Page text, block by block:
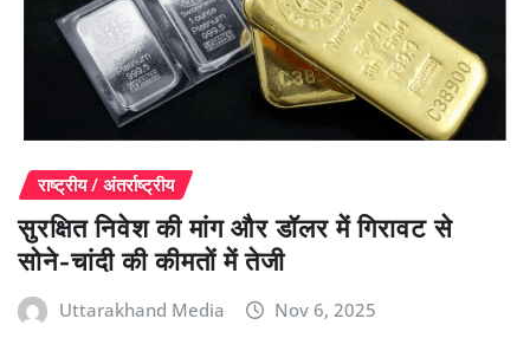
राष्ट्रीय / अंतर्राष्ट्रीय
सुरक्षित निवेश की मांग और डॉलर में गिरावट से
सोने-चांदी की कीमतों में तेजी
Uttarakhand Media Nov 6, 2025